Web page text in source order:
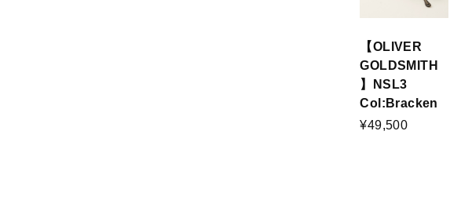
【OLIVER
GOLDSMITH
】NSL3
Col:Bracken
¥49,500